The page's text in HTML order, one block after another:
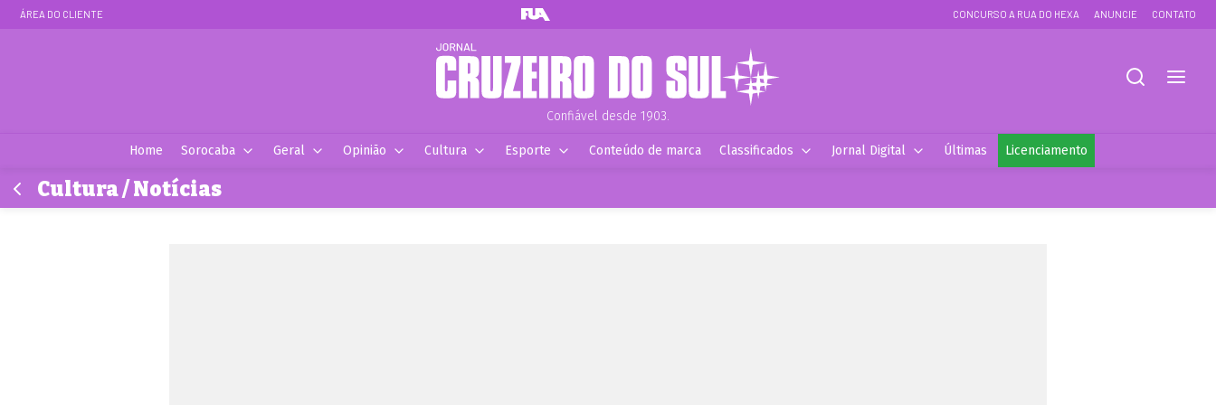
ÁREA DO CLIENTE CONCURSO A RUA DO HEXA ANUNCIE CONTATO
Confiável desde 1903.
Home Sorocaba Geral Opinião Cultura Esporte Conteúdo de marca Classificados Jornal Digital Últimas Licenciamento
Cultura / Notícias